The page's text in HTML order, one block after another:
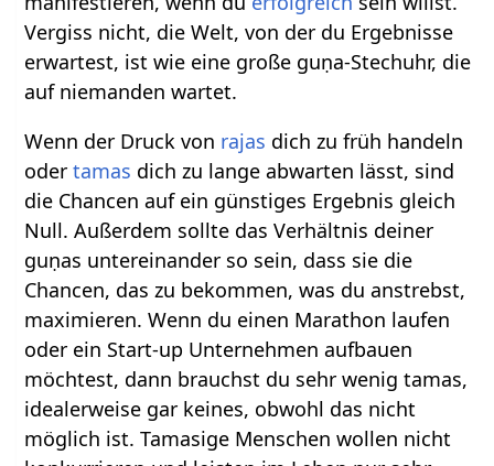
Vergiss nicht, die Welt, von der du Ergebnisse
erwartest, ist wie eine große guṇa-Stechuhr, die
auf niemanden wartet.
Wenn der Druck von rajas dich zu früh handeln
odertamas dich zu lange abwarten lässt, sind
die Chancen auf ein günstiges Ergebnis gleich
Null. Außerdem sollte das Verhältnis deiner
guṇas untereinander so sein, dass sie die
Chancen, das zu bekommen, was du anstrebst,
maximieren. Wenn du einen Marathon laufen
oder ein Start-up Unternehmen aufbauen
möchtest, dann brauchst du sehr wenig tamas,
idealerweise gar keines, obwohl das nicht
möglich ist. Tamasige Menschen wollen nicht